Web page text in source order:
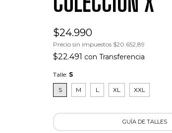
$24.990
Precio sin impuestos $20.652,89
$22.491 con Transferencia
Talle: S
S M L XL XXL
GUÍA DE TALLES